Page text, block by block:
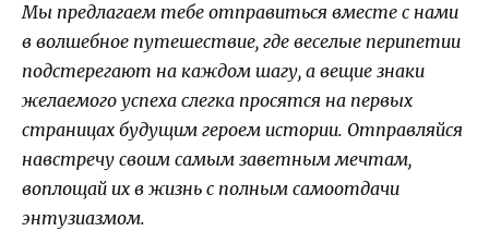
Мы предлагаем тебе отправиться вместе с нами
в волшебное путешествие, где веселые перипетии
подстерегают на каждом шагу, а вещие знаки
желаемого успеха слегка просятся на первых
страницах будущим героем истории. Отправляйся
навстречу своим самым заветным мечтам,
воплощай их в жизнь с полным самоотдачи
энтузиазмом.